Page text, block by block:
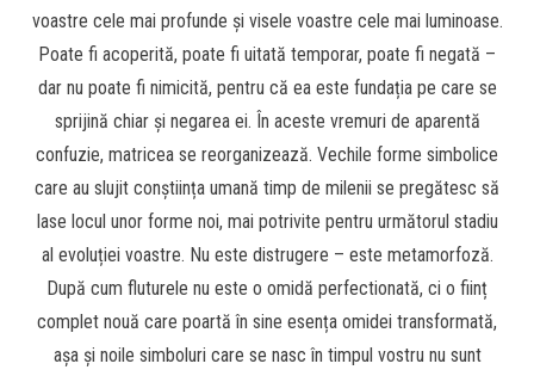
voastre cele mai profunde și visele voastre cele mai luminoase.
Poate fi acoperită, poate fi uitată temporar, poate fi negată –
dar nu poate fi nimicită, pentru că ea este fundația pe care se
sprijină chiar și negarea ei. În aceste vremuri de aparentă
confuzie, matricea se reorganizează. Vechile forme simbolice
care au slujit conștiința umană timp de milenii se pregătesc să
lase locul unor forme noi, mai potrivite pentru următorul stadiu
al evoluției voastre. Nu este distrugere – este metamorfoză.
După cum fluturele nu este o omidă perfectionată, ci o ființ
complet nouă care poartă în sine esența omidei transformată,
așa și noile simboluri care se nasc în timpul vostru nu sunt